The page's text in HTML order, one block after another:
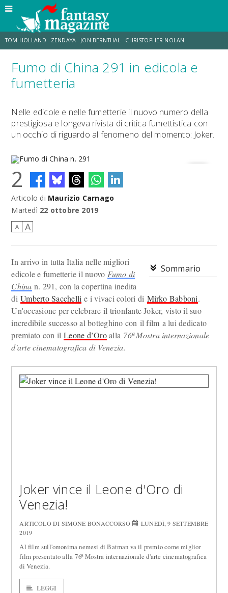
TOM HOLLAND ZENDAYA JON BERNTHAL CHRISTOPHER NOLAN
STRANIMONDI LUCCA COMICS & GAMES ODISSEA CHRIS MCKENNA
Fumo di China 291 in edicola e
fumetteria
Nelle edicole e nelle fumetterie il nuovo numero della
prestigiosa e longeva rivista di critica fumettistica con
un occhio di riguardo al fenomeno del momento: Joker.
Fumo di China n. 291
2
Articolo di Maurizio Carnago
Martedì 22 ottobre 2019
A A
Sommario
In arrivo in tutta Italia nelle migliori
edicole e fumetterie il nuovo Fumo di
China n. 291, con la copertina inedita
diUmberto Sacchelli e i vivaci colori di Mirko Babboni.
Un'occasione per celebrare il trionfante Joker, visto il suo
incredibile successo al botteghino con il film a lui dedicato
premiato con ilLeone d’Oroalla 76ª Mostra internazionale
d'arte cinematografica di Venezia.
Joker vince il Leone d'Oro di
Venezia!
ARTICOLO DI SIMONE BONACCORSO
LUNEDÌ, 9 SETTEMBRE
2019
Al film sull'omonima nemesi di Batman va il premio come miglior
film presentato alla 76ª Mostra internazionale d'arte cinematografica
di Venezia.
LEGGI